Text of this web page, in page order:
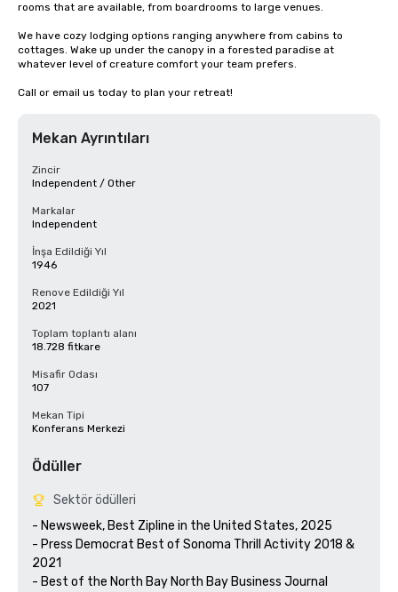
rooms that are available, from boardrooms to large venues.
We have cozy lodging options ranging anywhere from cabins to
cottages. Wake up under the canopy in a forested paradise at
whatever level of creature comfort your team prefers.
Call or email us today to plan your retreat!
Mekan Ayrıntıları
Zincir
Independent / Other
Markalar
Independent
İnşa Edildiği Yıl
1946
Renove Edildiği Yıl
2021
Toplam toplantı alanı
18.728 fitkare
Misafir Odası
107
Mekan Tipi
Konferans Merkezi
Ödüller
Sektör ödülleri
- Newsweek, Best Zipline in the United States, 2025
- Press Democrat Best of Sonoma Thrill Activity 2018 &
2021
- Best of the North Bay North Bay Business Journal